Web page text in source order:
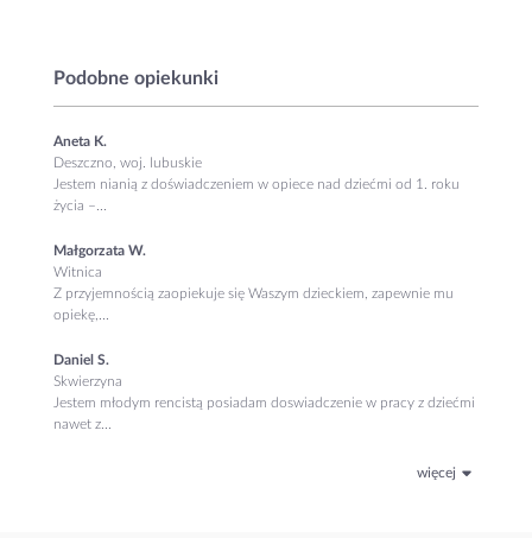
Podobne opiekunki
Aneta K.
Deszczno, woj. lubuskie
Jestem nianią z doświadczeniem w opiece nad dziećmi od 1. roku
życia –...
Małgorzata W.
Witnica
Z przyjemnością zaopiekuje się Waszym dzieckiem, zapewnie mu
opiekę,...
Daniel S.
Skwierzyna
Jestem młodym rencistą posiadam doswiadczenie w pracy z dziećmi
nawet z...
więcej